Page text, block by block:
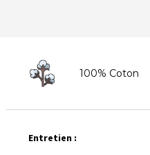
100% Coton
Entretien :